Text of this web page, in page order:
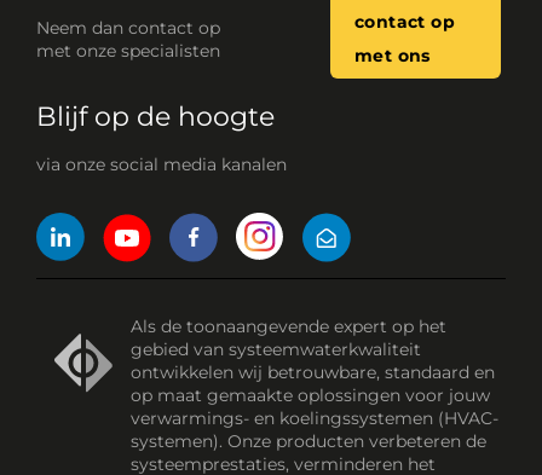
Neem dan contact op
met onze specialisten
contact op
met ons
Blijf op de hoogte
via onze social media kanalen
Als de toonaangevende expert op het
gebied van systeemwaterkwaliteit
ontwikkelen wij betrouwbare, standaard en
op maat gemaakte oplossingen voor jouw
verwarmings- en koelingssystemen (HVAC-
systemen). Onze producten verbeteren de
systeemprestaties, verminderen het